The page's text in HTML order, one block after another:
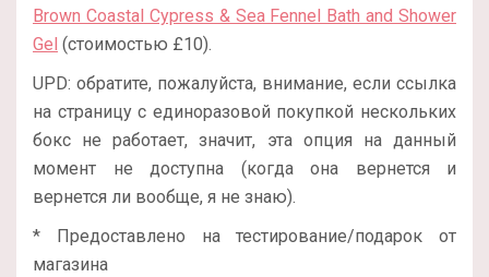
Brown Coastal Cypress & Sea Fennel Bath and Shower
Gel (стоимостью £10).
UPD: обратите, пожалуйста, внимание, если ссылка
на страницу с единоразовой покупкой нескольких
бокс не работает, значит, эта опция на данный
момент не доступна (когда она вернется и
вернется ли вообще, я не знаю).
* Предоставлено на тестирование/подарок от
магазина